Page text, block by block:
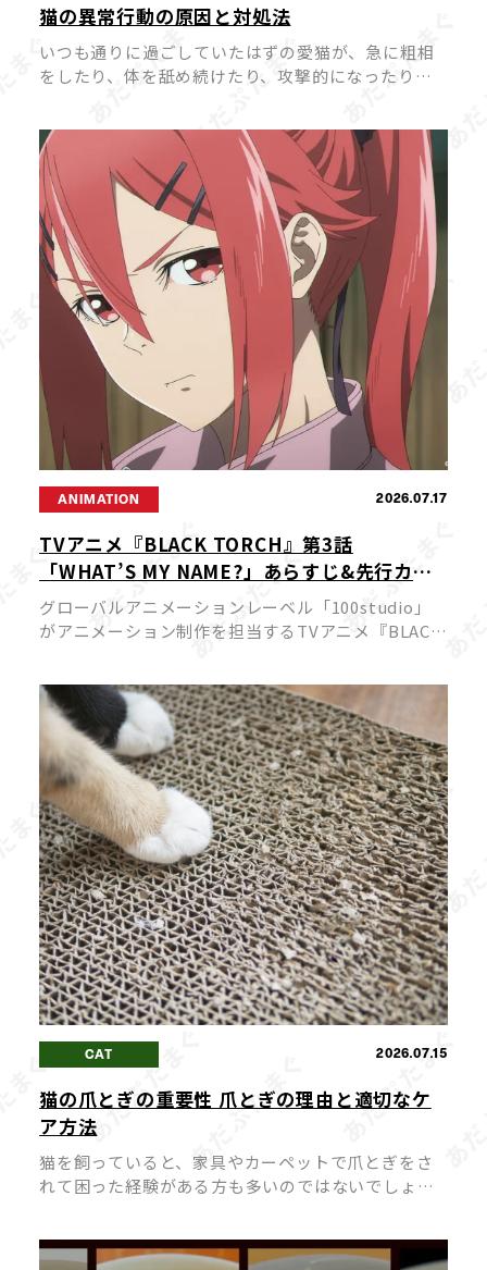
猫の異常行動の原因と対処法
いつも通りに過ごしていたはずの愛猫が、急に粗相
をしたり、体を舐め続けたり、攻撃的になったりす
化など、さまざまな原因が隠れている […]
ANIMATION 2026.07.17
TVアニメ『BLACK TORCH』第3話
「WHAT’S MY NAME?」あらすじ&先行カッ
ト公開!物ノ怪嫌いの一華と弐郎・羅睺が一触
即発!?
グローバルアニメーションレーベル「100studio」
がアニメーション制作を担当するTVアニメ『BLACK
原作は […]
CAT 2026.07.15
猫の爪とぎの重要性 爪とぎの理由と適切なケ
ア方法
猫を飼っていると、家具やカーペットで爪とぎをさ
れて困った経験がある方も多いのではないでしょう
せようとするとストレスの原因になって […]